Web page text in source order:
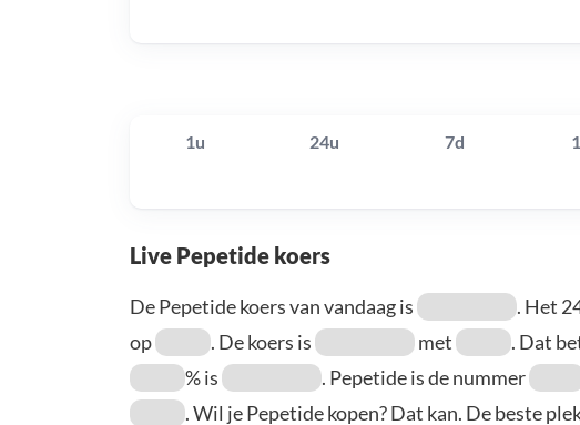
1u 24u 7d
Live Pepetide koers
De Pepetide koers van vandaag is
. Het
op
. De koers is met
. Dat
% is
. Pepetide is de nummer
. Wil je Pepetide kopen? Dat kan. De beste